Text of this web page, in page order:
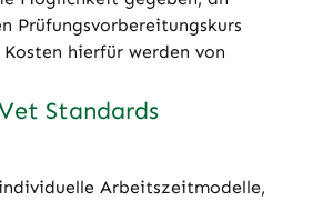
Prüfungsvorbereitungskurs
hierfür werden von
Standards
Arbeitszeitmodelle,